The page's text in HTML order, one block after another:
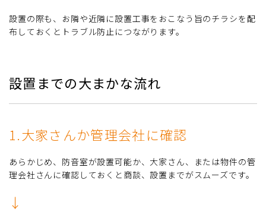
設置の際も、お隣や近隣に設置工事をおこなう旨のチラシを配
布しておくとトラブル防止につながります。
設置までの大まかな流れ
1.大家さんか管理会社に確認
あらかじめ、防音室が設置可能か、大家さん、または物件の管
理会社さんに確認しておくと商談、設置までがスムーズです。
↓